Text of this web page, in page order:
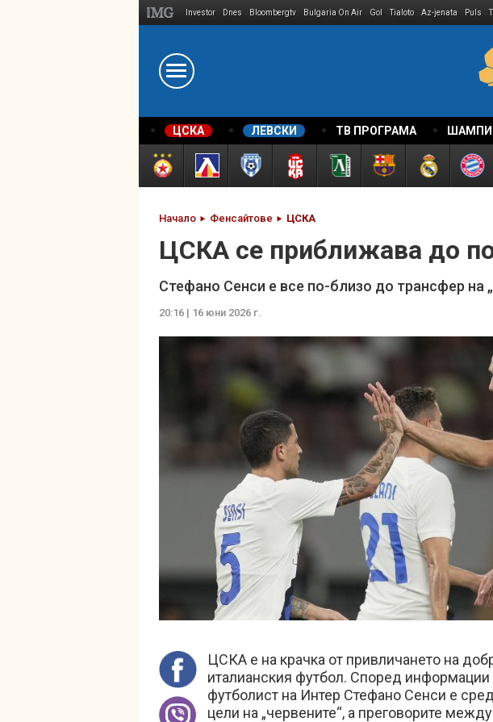
Investor Dnes Bloombergtv Bulgaria On Air Gol Tialoto Az-jenata Puls
ЦСКА ЛЕВСКИ ТВ ПРОГРАМА
Начало Фенсайтове ЦСКА
ЦСКА се приближава до
Стефано Сенси е все по-близо до трансфер на
20:16 | 16 юни 2026 г.
ЦСКА е на крачка от привличането на
италианския футбол. Според
футболист на Интер Стефано Сенси е
цели на „червените“, а преговорите